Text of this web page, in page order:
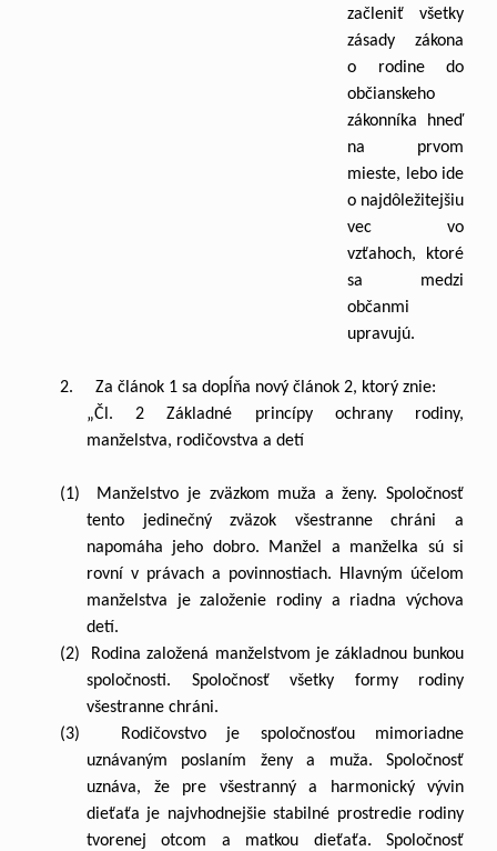
začleniť všetky
zásady zákona
o rodine do
občianskeho
zákonníka hneď
na prvom
mieste, lebo ide
o najdôležitejšiu
vec vo
vzťahoch, ktoré
sa medzi
občanmi
upravujú.
2. Za článok 1 sa dopĺňa nový článok 2, ktorý znie:
„Čl. 2 Základné princípy ochrany rodiny,
manželstva, rodičovstva a detí
(1) Manželstvo je zväzkom muža a ženy. Spoločnosť
tento jedinečný zväzok všestranne chráni a
napomáha jeho dobro. Manžel a manželka sú si
rovní v právach a povinnostiach. Hlavným účelom
manželstva je založenie rodiny a riadna výchova
detí.
(2) Rodina založená manželstvom je základnou bunkou
spoločnosti. Spoločnosť všetky formy rodiny
všestranne chráni.
(3) Rodičovstvo je spoločnosťou mimoriadne
uznávaným poslaním ženy a muža. Spoločnosť
uznáva, že pre všestranný a harmonický vývin
dieťaťa je najvhodnejšie stabilné prostredie rodiny
tvorenej otcom a matkou dieťaťa. Spoločnosť